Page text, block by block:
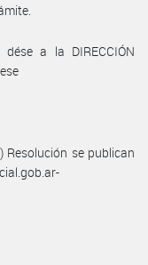
dése a la DIRECCIÓN
Resolución se publican